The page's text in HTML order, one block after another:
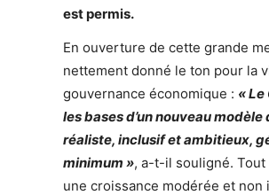
est permis.
En ouverture de cette grande
nettement donné le ton pour la
gouvernance économique : «
les bases d’un nouveau
réaliste, inclusif et ambitieux,
minimum », a-t-il souligné. Tout
une croissance modérée et